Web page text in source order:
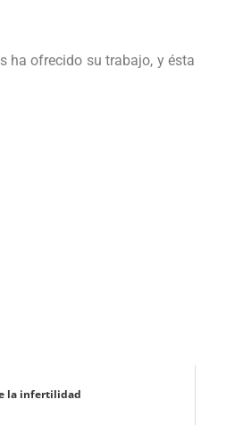
ha ofrecido su trabajo, y ésta
la infertilidad